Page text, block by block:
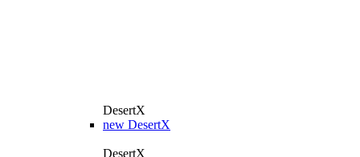
DesertX
new DesertX
DesertX